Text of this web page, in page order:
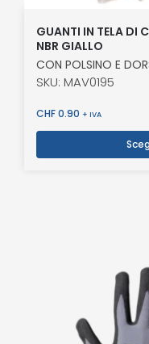
GUANTI IN TELA DI
NBR GIALLO
CON POLSINO E
SKU: MAV0195
CHF0.90 + IVA